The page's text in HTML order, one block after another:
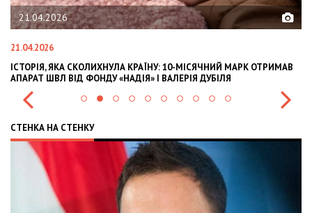
МАРК ОТРИМАВ
ДУБІЛЯ
02.02.2026
OLEKSII ABASOV: HOW UKRAINIAN BUSINESSES
INTERNATIONAL INVESTMENTS AND HEDGE
СТЕНКА НА СТЕНКУ